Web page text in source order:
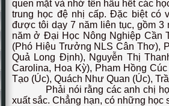
quen mặt và nhớ tên hầu hết các
trung học đệ nhị cấp. Đặc biệt có
được tôi dạy 7 năm liên tục, gồm
năm ở Đại Học Nông Nghiệp Cần
(Phó Hiệu Trưởng NLS Cân Thơ),
Quả Long Định), Nguyễn Thị
Carolina, Hoa Kỳ), Pham Hồng
Tạo (Úc), Quách Như Quan (Úc),
Phải nói rằng các anh chị học
xuất sắc. Chẳng hạn, có những